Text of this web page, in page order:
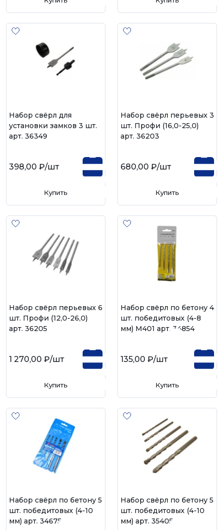
Набор свёрл для
установки замков 3 шт.
арт. 36349
398,00 ₽/шт
Купить
Набор свёрл перьевых 3
шт. Профи (16,0-25,0)
арт. 36203
680,00 ₽/шт
Купить
Набор свёрл перьевых 6
шт. Профи (12,0-26,0)
арт. 36205
1 270,00 ₽/шт
Купить
Набор свёрл по бетону 4
шт. победитовых (4-8
мм) М401 арт. 34854
135,00 ₽/шт
Купить
Набор свёрл по бетону 5
шт. победитовых (4-10
мм) арт. 34675
Набор свёрл по бетону 5
шт. победитовых (4-10
мм) арт. 35405